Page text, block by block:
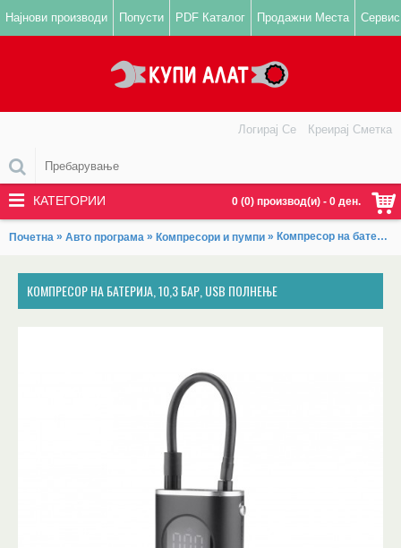
Најнови производи Попусти PDF Каталог Продажни Места Сервис
0 (0) производ(и) - 0 ден.
Логирај Се Креирај Сметка
КАТЕГОРИИ
Почетна » Авто програма » Компресори и пумпи » Компресор на батерија, 10,3 бар, USB полнење
КОМПРЕСОР НА БАТЕРИЈА, 10,3 БАР, USB ПОЛНЕЊЕ